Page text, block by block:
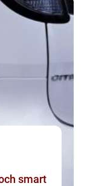
smart